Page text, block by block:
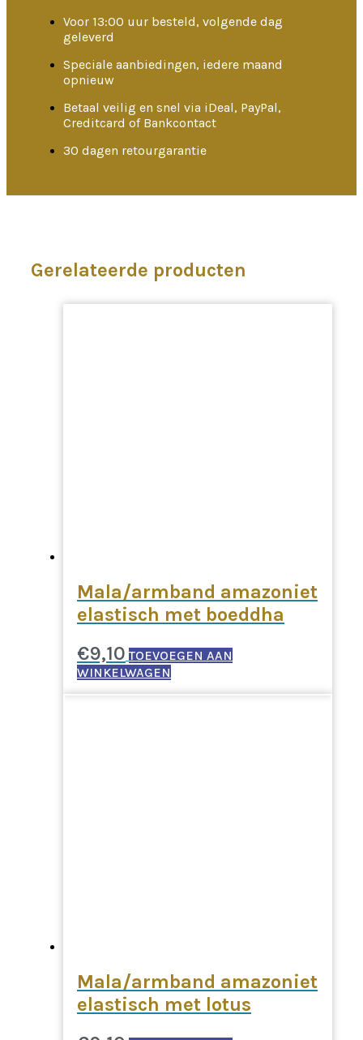
Voor 13:00 uur besteld, volgende dag
geleverd
Speciale aanbiedingen, iedere maand
opnieuw
Betaal veilig en snel via iDeal, PayPal,
Creditcard of Bankcontact
30 dagen retourgarantie
Gerelateerde producten
Mala/armband amazoniet
elastisch met boeddha
€9,10 TOEVOEGEN AAN
WINKELWAGEN
Mala/armband amazoniet
elastisch met lotus